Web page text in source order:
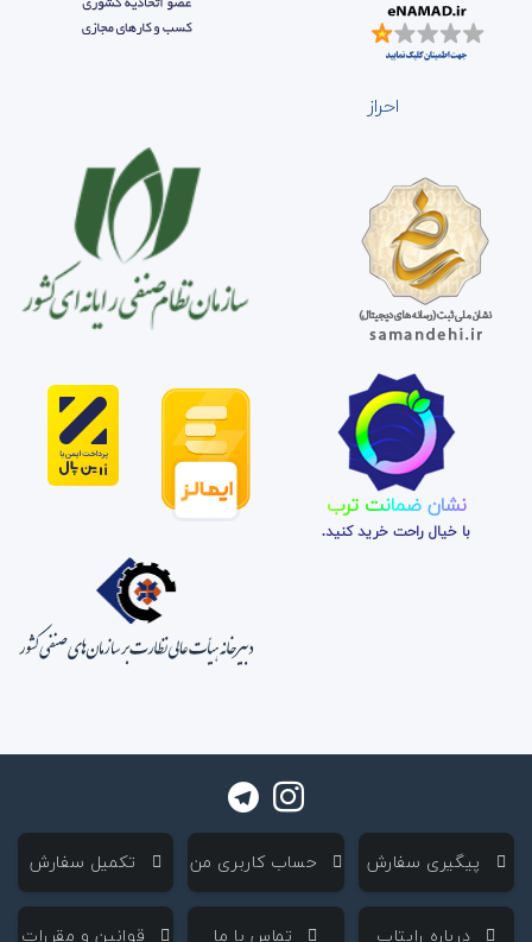
احراز
نشان ضمانت ترب
با خیال راحت خرید کنید.
‌ پیگیری سفارش ‌ حساب کاربری من ‌ تکمیل سفارش
‌ درباره رایتاپ ‌ تماس با ما ‌ قوانین و مقررات